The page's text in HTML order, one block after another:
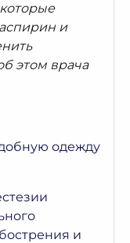
и
этом врача
одежду
и